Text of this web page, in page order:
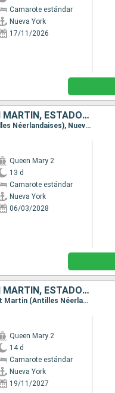
Camarote estándar
Nueva York
17/11/2026
ANTIGUA Y BARBUDA, SANTA LUCIA, BARBADOS, DOMINICA, SAN MARTÍN, ESTADOS UNIDOS
Itinerario : Nueva York, St Kitts, Santa Lucia, Barbados, Dominica, Saint Martin (Antilles Néerlandaises), Nueva York
Queen Mary 2
13 d
Camarote estándar
Nueva York
06/03/2028
ANTIGUA Y BARBUDA, SANTA LUCIA, BARBADOS, DOMINICA, SAN MARTÍN, ESTADOS UNIDOS
Itinerario : Nueva York, San Thomas, St Kitts, Santa Lucia, Barbados, Dominica, Saint Martin (Antilles Néerlandaises), Nueva York
Queen Mary 2
14 d
Camarote estándar
Nueva York
19/11/2027